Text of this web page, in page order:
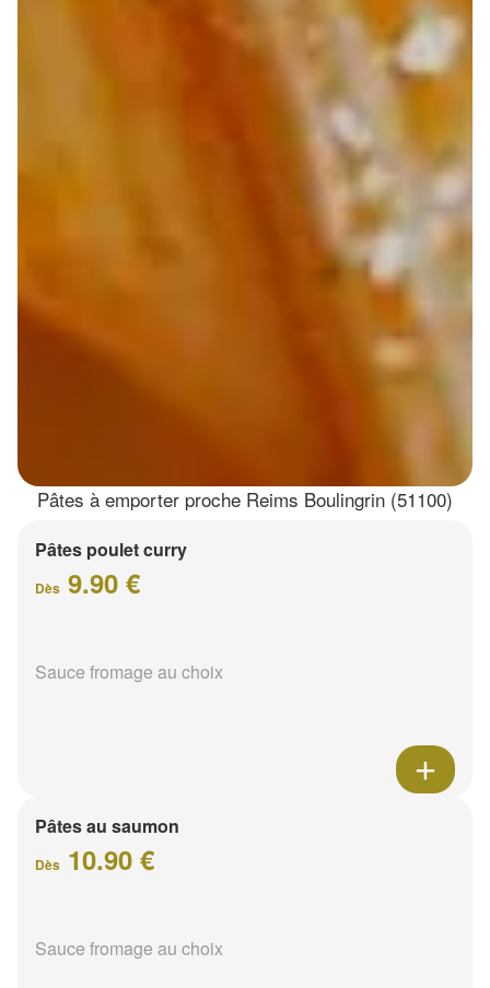
Pâtes à emporter proche Reims Boulingrin (51100)
Pâtes poulet curry
Dès 9.90 €
Sauce fromage au choix
Pâtes au saumon
Dès 10.90 €
Sauce fromage au choix